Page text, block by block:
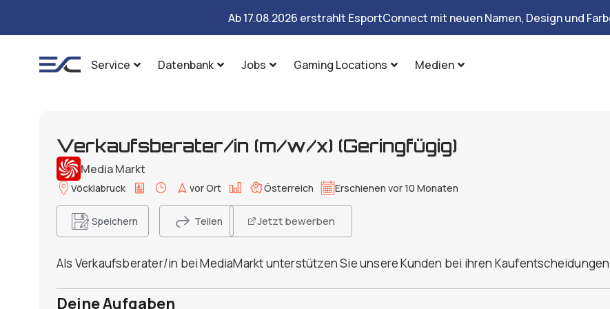
Ab 17.08.2026 erstrahlt EsportConnect mit neuen Namen, Design und
Service Datenbank Jobs Gaming Locations Medien
Verkaufsberater/in (m/w/x) (Geringfügig)
Media Markt
Vöcklabruck vor Ort Österreich Erschienen vor 10 Monaten
Speichern Teilen Jetzt bewerben
Als Verkaufsberater/in bei MediaMarkt unterstützen Sie unsere Kunden bei ihren
Deine Aufgaben